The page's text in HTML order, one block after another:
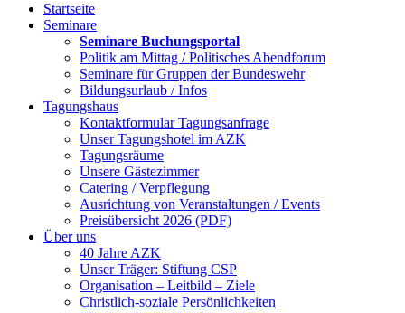
Startseite
Seminare
Seminare Buchungsportal
Politik am Mittag / Politisches Abendforum
Seminare für Gruppen der Bundeswehr
Bildungsurlaub / Infos
Tagungshaus
Kontaktformular Tagungsanfrage
Unser Tagungshotel im AZK
Tagungsräume
Unsere Gästezimmer
Catering / Verpflegung
Ausrichtung von Veranstaltungen / Events
Preisübersicht 2026 (PDF)
Über uns
40 Jahre AZK
Unser Träger: Stiftung CSP
Organisation – Leitbild – Ziele
Christlich-soziale Persönlichkeiten